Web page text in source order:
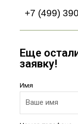
+7 (499)
Еще
заявку!
Имя